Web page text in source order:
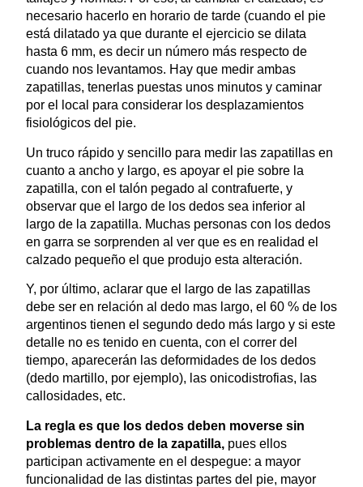
necesario hacerlo en horario de tarde (cuando el pie
está dilatado ya que durante el ejercicio se dilata
hasta 6 mm, es decir un número más respecto de
cuando nos levantamos. Hay que medir ambas
zapatillas, tenerlas puestas unos minutos y caminar
por el local para considerar los desplazamientos
fisiológicos del pie.
Un truco rápido y sencillo para medir las zapatillas en
cuanto a ancho y largo, es apoyar el pie sobre la
zapatilla, con el talón pegado al contrafuerte, y
observar que el largo de los dedos sea inferior al
largo de la zapatilla. Muchas personas con los dedos
en garra se sorprenden al ver que es en realidad el
calzado pequeño el que produjo esta alteración.
Y, por último, aclarar que el largo de las zapatillas
debe ser en relación al dedo mas largo, el 60 % de los
argentinos tienen el segundo dedo más largo y si este
detalle no es tenido en cuenta, con el correr del
tiempo, aparecerán las deformidades de los dedos
(dedo martillo, por ejemplo), las onicodistrofias, las
callosidades, etc.
La regla es que los dedos deben moverse sin
problemas dentro de la zapatilla,pues ellos
participan activamente en el despegue: a mayor
funcionalidad de las distintas partes del pie, mayor